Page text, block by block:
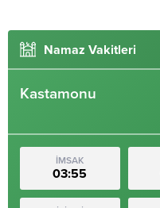
Namaz Vakitleri
Kastamonu
İMSAK
03:55